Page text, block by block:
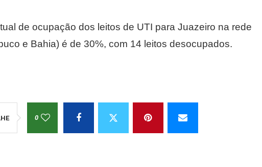
de ocupação dos leitos de UTI para Juazeiro na rede
e Bahia) é de 30%, com 14 leitos desocupados.
0